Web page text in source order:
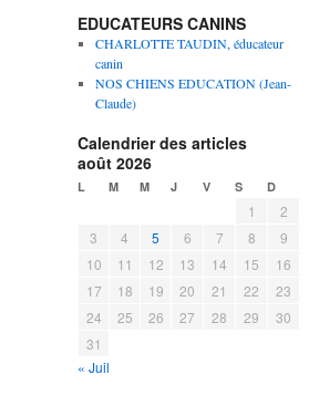
EDUCATEURS CANINS
CHARLOTTE TAUDIN, éducateur
canin
NOS CHIENS EDUCATION (Jean-
Claude)
Calendrier des articles
août 2026
L M M J V S D
1
2
3
4 5 6 7 8
9
10
11 12 13 14 15
16
17
18 19 20 21 22
23
24
25 26 27 28 29
30
31
« Juil